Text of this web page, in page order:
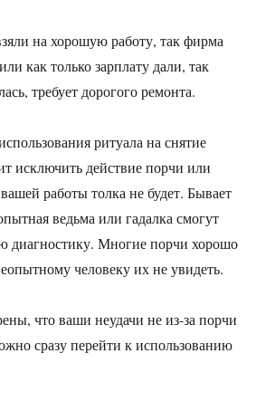
на хорошую работу, так фирма
как только зарплату дали, так
требует дорогого ремонта.
ритуала на снятие
исключить действие порчи или
вашей работы толка не будет. Бывает
ведьма или гадалка смогут
диагностику. Многие порчи хорошо
человеку их не увидеть.
что ваши неудачи не из-за порчи
сразу перейти к использованию